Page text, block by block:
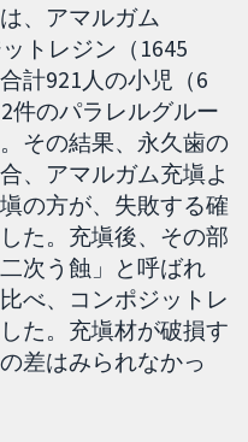
、アマルガム
トレジン（1645
計921人の小児（6
件のパラレルグルー
その結果、永久歯の
、アマルガム充塡よ
の方が、失敗する確
た。充塡後、その部
次う蝕」と呼ばれ
べ、コンポジットレ
た。充塡材が破損す
差はみられなかっ